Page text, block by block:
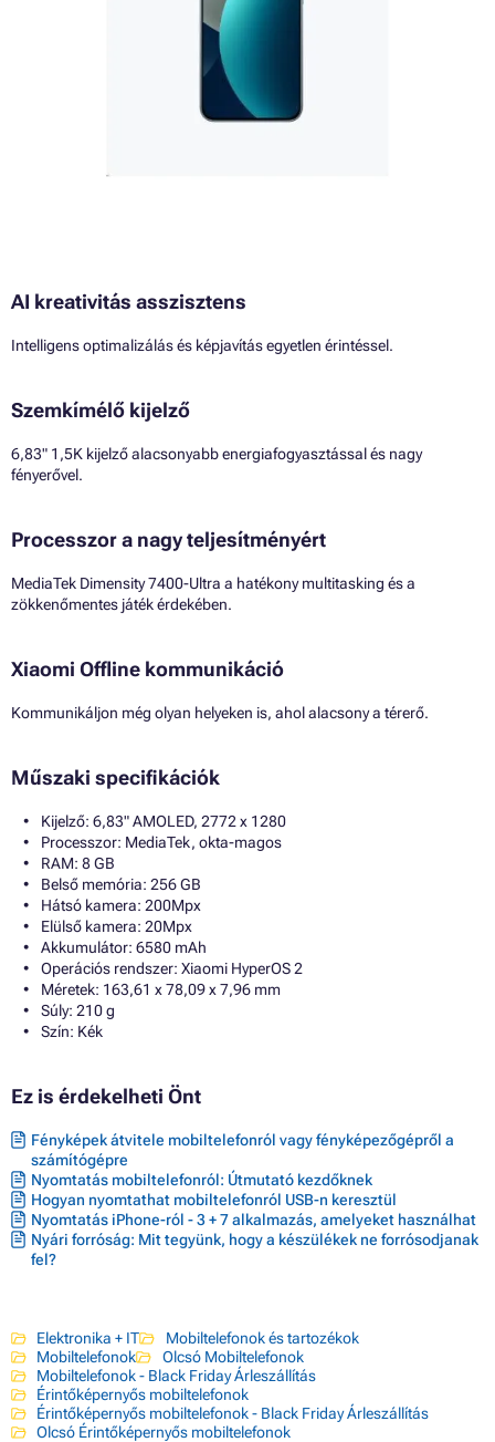
AI kreativitás asszisztens
Intelligens optimalizálás és képjavítás egyetlen érintéssel.
Szemkímélő kijelző
6,83" 1,5K kijelző alacsonyabb energiafogyasztással és nagy
fényerővel.
Processzor a nagy teljesítményért
MediaTek Dimensity 7400-Ultra a hatékony multitasking és a
zökkenőmentes játék érdekében.
Xiaomi Offline kommunikáció
Kommunikáljon még olyan helyeken is, ahol alacsony a térerő.
Műszaki specifikációk
Kijelző: 6,83" AMOLED, 2772 x 1280
Processzor: MediaTek, okta-magos
RAM: 8 GB
Belső memória: 256 GB
Hátsó kamera: 200Mpx
Elülső kamera: 20Mpx
Akkumulátor: 6580 mAh
Operációs rendszer: Xiaomi HyperOS 2
Méretek: 163,61 x 78,09 x 7,96 mm
Súly: 210 g
Szín: Kék
Ez is érdekelheti Önt
Fényképek átvitele mobiltelefonról vagy fényképezőgépről a
számítógépre
Nyomtatás mobiltelefonról: Útmutató kezdőknek
Hogyan nyomtathat mobiltelefonról USB-n keresztül
Nyomtatás iPhone-ról - 3 + 7 alkalmazás, amelyeket használhat
Nyári forróság: Mit tegyünk, hogy a készülékek ne forrósodjanak
fel?
Elektronika + IT
Mobiltelefonok és tartozékok
Mobiltelefonok
Olcsó Mobiltelefonok
Mobiltelefonok - Black Friday Árleszállítás
Érintőképernyős mobiltelefonok
Érintőképernyős mobiltelefonok - Black Friday Árleszállítás
Olcsó Érintőképernyős mobiltelefonok